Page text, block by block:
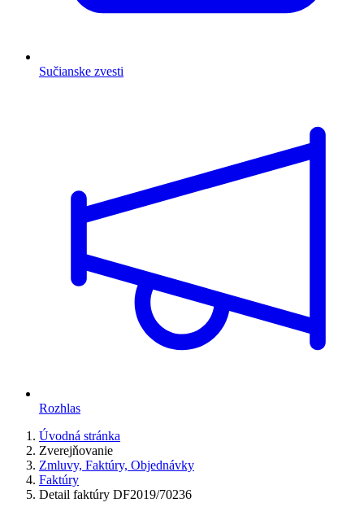
Sučianske zvesti
Rozhlas
Úvodná stránka
Zverejňovanie
Zmluvy, Faktúry, Objednávky
Faktúry
Detail faktúry DF2019/70236